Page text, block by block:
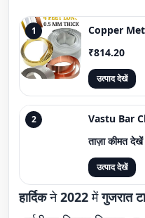
1
Copper
₹814.20
उत्पाद देखें
2
Vastu Bar
ताज़ा कीमत देखें
उत्पाद देखें
हार्दिकने2022मेंगुजरात